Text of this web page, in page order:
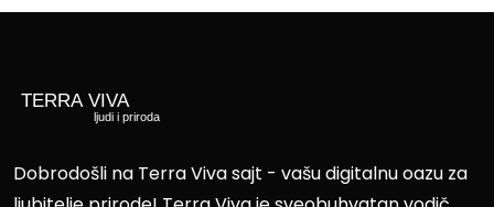
Dobrodošli na Terra Viva sajt - vašu digitalnu oazu za